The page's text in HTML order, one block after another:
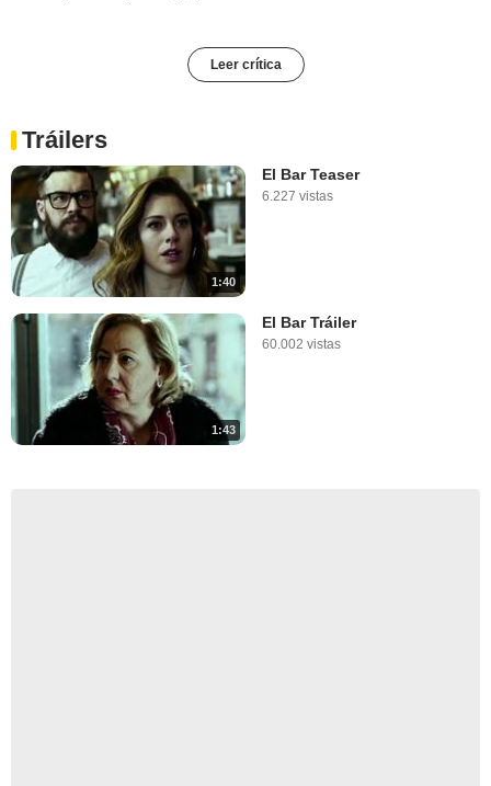
Leer crítica
Tráilers
1:40
El Bar Teaser
6.227 vistas
1:43
El Bar Tráiler
60.002 vistas